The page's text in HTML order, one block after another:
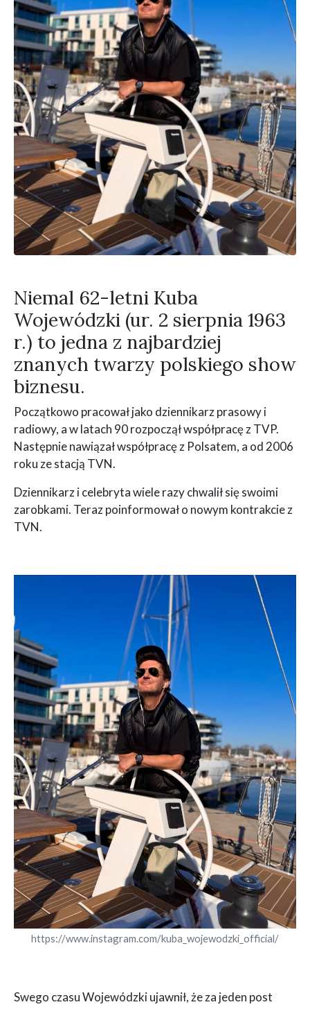
Niemal 62-letni Kuba
Wojewódzki (ur. 2 sierpnia 1963
r.) to jedna z najbardziej
znanych twarzy polskiego show
biznesu.
Początkowo pracował jako dziennikarz prasowy i
radiowy, a w latach 90 rozpoczął współpracę z TVP.
Następnie nawiązał współpracę z Polsatem, a od 2006
roku ze stacją TVN.
Dziennikarz i celebryta wiele razy chwalił się swoimi
zarobkami. Teraz poinformował o nowym kontrakcie z
TVN.
https://www.instagram.com/kuba_wojewodzki_official/
Swego czasu Wojewódzki ujawnił, że za jeden post